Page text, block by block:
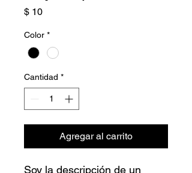
$ 10Precio
Color *
Cantidad *
Agregar al carrito
Soy la descripción de un